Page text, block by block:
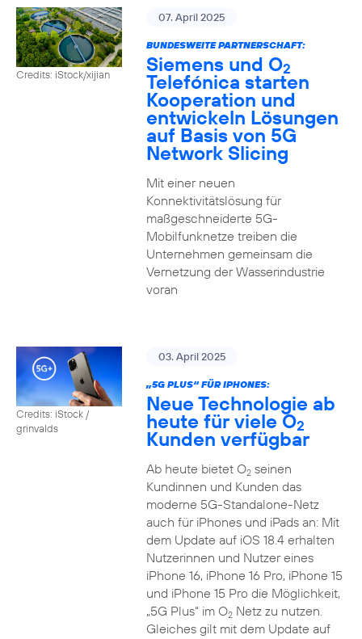
Credits: iStock/xijian
07. April 2025
BUNDESWEITE PARTNERSCHAFT:
Siemens und O2
Telefónica starten
Kooperation und
entwickeln Lösungen
auf Basis von 5G
Network Slicing
Mit einer neuen
Konnektivitätslösung für
maßgeschneiderte 5G-
Mobilfunknetze treiben die
Unternehmen gemeinsam die
Vernetzung der Wasserindustrie
voran
Credits: iStock /
grinvalds
03. April 2025
„5G PLUS“ FÜR IPHONES:
Neue Technologie ab
heute für viele O2
Kunden verfügbar
Ab heute bietet O2seinen
Kundinnen und Kunden das
moderne 5G-Standalone-Netz
auch für iPhones und iPads an: Mit
dem Update auf iOS 18.4 erhalten
Nutzerinnen und Nutzer eines
iPhone 16, iPhone 16 Pro, iPhone 15
und iPhone 15 Pro die Möglichkeit,
„5G Plus“ im O2Netz zu nutzen.
Gleiches gilt mit dem Update auf